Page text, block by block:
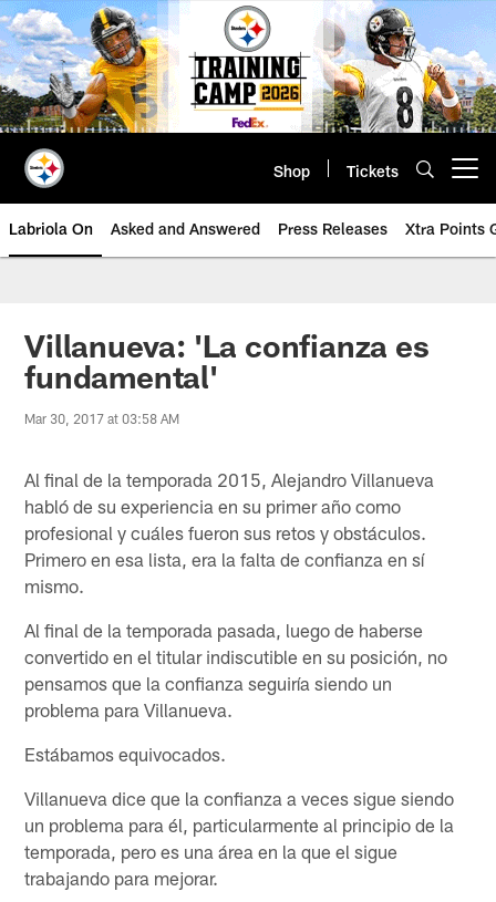
Skip
to
main
content
Shop Tickets
Labriola On Asked and Answered Press Releases Xtra Points
Villanueva: 'La confianza es
fundamental'
Mar 30, 2017 at 03:58 AM
Al final de la temporada 2015, Alejandro Villanueva
habló de su experiencia en su primer año como
profesional y cuáles fueron sus retos y obstáculos.
Primero en esa lista, era la falta de confianza en sí
mismo.
Al final de la temporada pasada, luego de haberse
convertido en el titular indiscutible en su posición, no
pensamos que la confianza seguiría siendo un
problema para Villanueva.
Estábamos equivocados.
Villanueva dice que la confianza a veces sigue siendo
un problema para él, particularmente al principio de la
temporada, pero es una área en la que el sigue
trabajando para mejorar.